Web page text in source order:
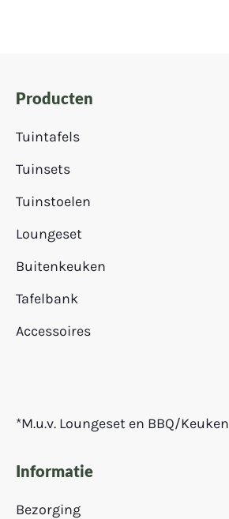
Producten
Tuintafels
Tuinsets
Tuinstoelen
Loungeset
Buitenkeuken
Tafelbank
Accessoires
*M.u.v. Loungeset en BBQ/Keuken
Informatie
Bezorging